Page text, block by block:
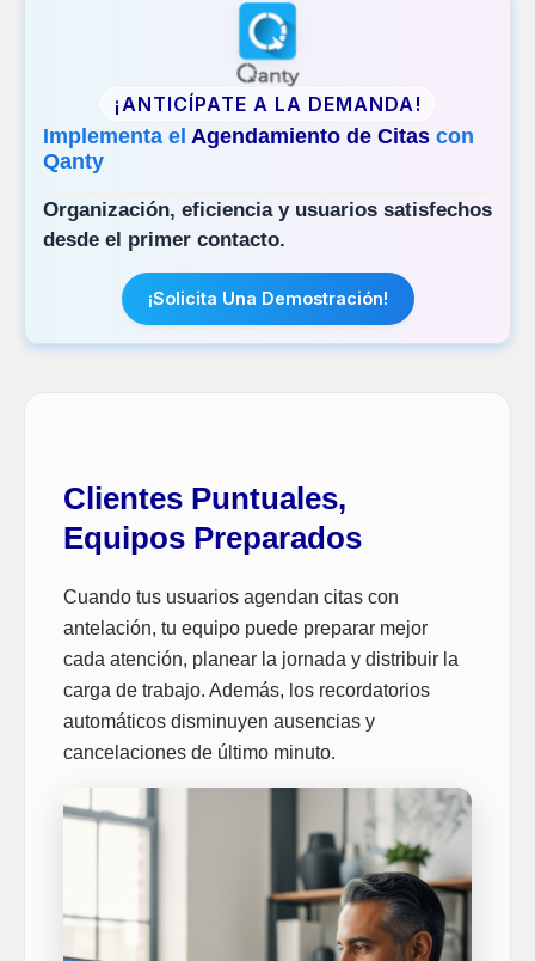
¡ANTICÍPATE A LA DEMANDA!
Implementa el Agendamiento de Citas con
Qanty
Organización, eficiencia y usuarios satisfechos
desde el primer contacto.
¡Solicita Una Demostración!
Clientes Puntuales,
Equipos Preparados
Cuando tus usuarios agendan citas con
antelación, tu equipo puede preparar mejor
cada atención, planear la jornada y distribuir la
carga de trabajo. Además, los recordatorios
automáticos disminuyen ausencias y
cancelaciones de último minuto.